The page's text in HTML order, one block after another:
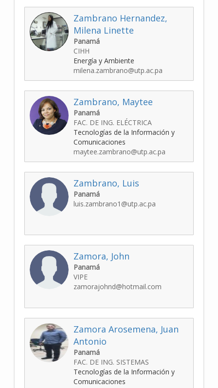
Zambrano Hernandez,
Milena Linette
Panamá
CIHH
Energía y Ambiente
milena.zambrano@utp.ac.pa
Zambrano, Maytee
Panamá
FAC. DE ING. ELÉCTRICA
Tecnologías de la Información y
Comunicaciones
maytee.zambrano@utp.ac.pa
Zambrano, Luis
Panamá
luis.zambrano1@utp.ac.pa
Zamora, John
Panamá
VIPE
zamorajohnd@hotmail.com
Zamora Arosemena, Juan
Antonio
Panamá
FAC. DE ING. SISTEMAS
Tecnologías de la Información y
Comunicaciones